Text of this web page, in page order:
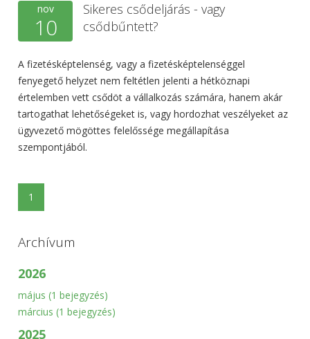
nov
10
Sikeres csődeljárás - vagy
csődbűntett?
A fizetésképtelenség, vagy a fizetésképtelenséggel
fenyegető helyzet nem feltétlen jelenti a hétköznapi
értelemben vett csődöt a vállalkozás számára, hanem akár
tartogathat lehetőségeket is, vagy hordozhat veszélyeket az
ügyvezető mögöttes felelőssége megállapítása
szempontjából.
1
Archívum
2026
május(1 bejegyzés)
március(1 bejegyzés)
2025